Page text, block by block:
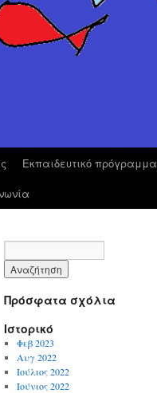
Εκπαιδευτικό πρόγραμμα
Πρόσφατα σχόλια
Ιστορικό
Φεβ 2023
Αυγ 2022
Ιούλιος 2022
Ιούνιος 2022